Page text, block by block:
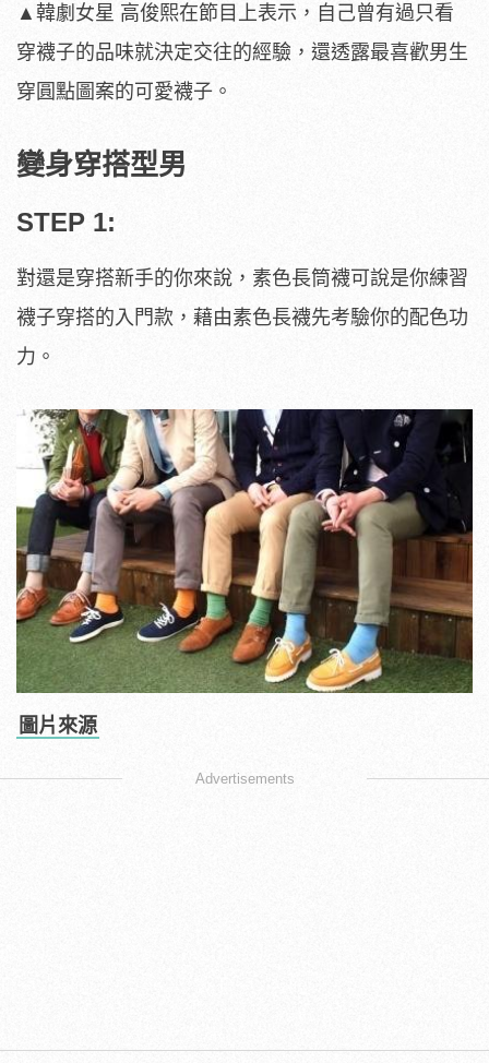
▲韓劇女星 高俊熙在節目上表示，自己曾有過只看
穿襪子的品味就決定交往的經驗，還透露最喜歡男生
穿圓點圖案的可愛襪子。
變身穿搭型男
STEP 1:
對還是穿搭新手的你來說，素色長筒襪可說是你練習
襪子穿搭的入門款，藉由素色長襪先考驗你的配色功
力。
圖片來源
Advertisements